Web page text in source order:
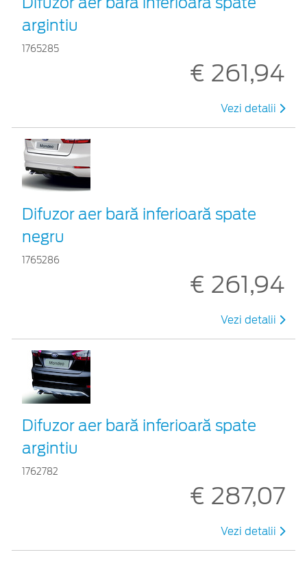
argintiu
1765285
€ 261,94
Vezi detalii
Difuzor aer bară inferioară spate
negru
1765286
€ 261,94
Vezi detalii
Difuzor aer bară inferioară spate
argintiu
1762782
€ 287,07
Vezi detalii